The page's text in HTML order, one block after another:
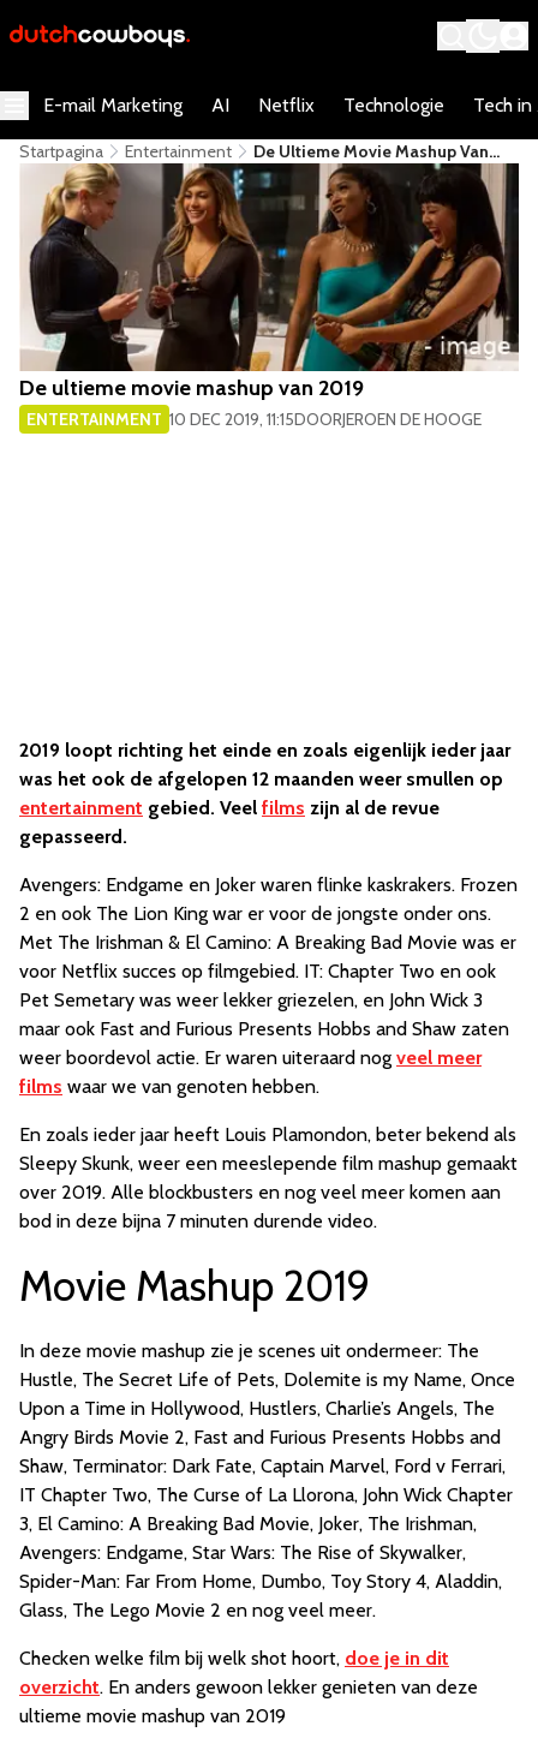
E-mail Marketing AI Netflix Technologie Tech in
Startpagina Entertainment
De Ultieme Movie Mashup Van
2019
De ultieme movie mashup van 2019
ENTERTAINMENT 10 DEC 2019, 11:15DOORJEROEN DE HOOGE
2019 loopt richting het einde en zoals eigenlijk ieder jaar
was het ook de afgelopen 12 maanden weer smullen op
entertainment gebied. Veel films zijn al de revue
gepasseerd.
Avengers: Endgame en Joker waren flinke kaskrakers. Frozen
2 en ook The Lion King war er voor de jongste onder ons.
Met The Irishman & El Camino: A Breaking Bad Movie was er
voor Netflix succes op filmgebied. IT: Chapter Two en ook
Pet Semetary was weer lekker griezelen, en John Wick 3
maar ook Fast and Furious Presents Hobbs and Shaw zaten
weer boordevol actie. Er waren uiteraard nog veel meer
films waar we van genoten hebben.
En zoals ieder jaar heeft Louis Plamondon, beter bekend als
Sleepy Skunk, weer een meeslepende film mashup gemaakt
over 2019. Alle blockbusters en nog veel meer komen aan
bod in deze bijna 7 minuten durende video.
Movie Mashup 2019
In deze movie mashup zie je scenes uit ondermeer: The
Hustle, The Secret Life of Pets, Dolemite is my Name, Once
Upon a Time in Hollywood, Hustlers, Charlie’s Angels, The
Angry Birds Movie 2, Fast and Furious Presents Hobbs and
Shaw, Terminator: Dark Fate, Captain Marvel, Ford v Ferrari,
IT Chapter Two, The Curse of La Llorona, John Wick Chapter
3, El Camino: A Breaking Bad Movie, Joker, The Irishman,
Avengers: Endgame, Star Wars: The Rise of Skywalker,
Spider-Man: Far From Home, Dumbo, Toy Story 4, Aladdin,
Glass, The Lego Movie 2 en nog veel meer.
Checken welke film bij welk shot hoort, doe je in dit
overzicht. En anders gewoon lekker genieten van deze
ultieme movie mashup van 2019